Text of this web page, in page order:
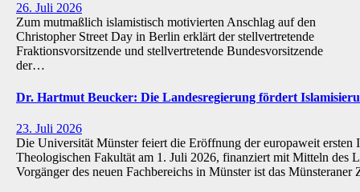
26. Juli 2026
Zum mutmaßlich islamistisch motivierten Anschlag auf den
Christopher Street Day in Berlin erklärt der stellvertretende
Fraktionsvorsitzende und stellvertretende Bundesvorsitzende
der…
Dr. Hartmut Beucker: Die Landesregierung fördert
23. Juli 2026
Die Universität Münster feiert die Eröffnung der europaweit ersten
Theologischen Fakultät am 1. Juli 2026, finanziert mit Mitteln des
Vorgänger des neuen Fachbereichs in Münster ist das